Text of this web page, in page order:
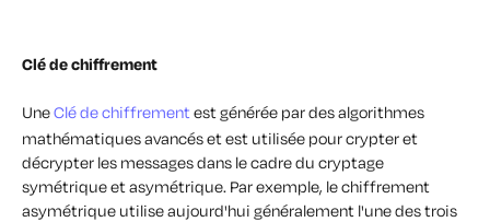
Clé de chiffrement
UneClé de chiffrement est générée par des algorithmes
mathématiques avancés et est utilisée pour crypter et
décrypter les messages dans le cadre du cryptage
symétrique et asymétrique. Par exemple, le chiffrement
asymétrique utilise aujourd'hui généralement l'une des trois